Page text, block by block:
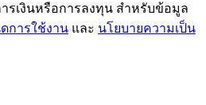
รเงินหรือการลงทุน สำหรับข้อมูล
การใช้งาน และ นโยบายความเป็น